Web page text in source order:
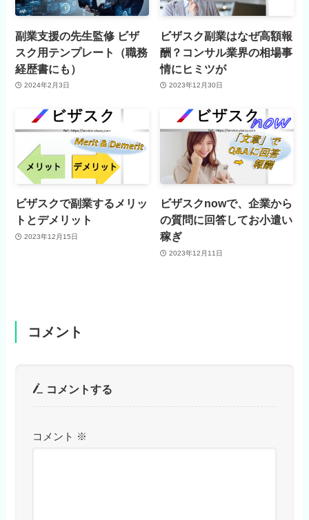
副業支援の先生監修 ビザ
スク用テンプレート（職務
経歴書にも）
2024年2月3日
ビザスク副業はなぜ高額報
酬？コンサル業界の相場事
情にヒミツが
2023年12月30日
ビザスクで副業するメリッ
トとデメリット
2023年12月15日
ビザスクnowで、企業から
の質問に回答してお小遣い
稼ぎ
2023年12月11日
コメント
コメントする
コメント ※